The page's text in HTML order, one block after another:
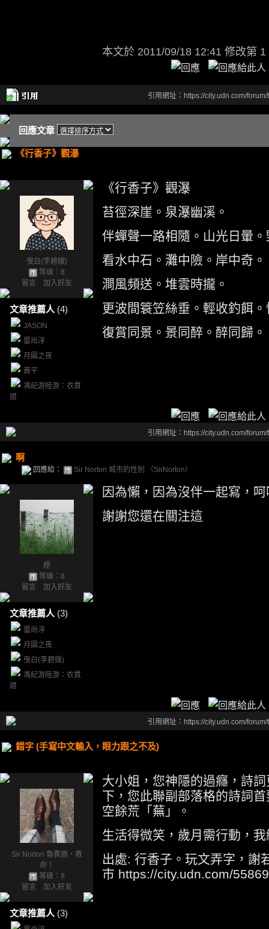
本文於 2011/09/18 12:41 修改第 1
引用網址：https://city.udn.com/
回應文章
《行香子》觀瀑
曳白(李碧娥)
等級：8
留言
加入好友
文章推薦人 (4)
JASON
雷尚淳
月圓之夜
黃平
馮紀游陸游：衣貫
道
《行香子》觀瀑
苔徑深崖。泉瀑幽溪。
伴蟬聲一路相隨。山光日暈
看水中石。灘中險。岸中奇。
澗風頻送。堆雲時攏。
更波間簑笠絲垂。輕收釣餌
復賞同景。景同醉。醉同歸。
引用網址：https://city.udn.com/
啊
回應給： Sir Norton 城市的性別 （SirNorton）
煙
等級：8
留言
加入好友
文章推薦人 (3)
雷尚淳
月圓之夜
曳白(李碧娥)
馮紀游陸游：衣貫
道
因為懶，因為沒伴一起寫，呵
謝謝您還在關注這
引用網址：https://city.udn.com/
錯字 (手寫中文輸入，眼力跟之不及)
Sir Norton 魯賓遜，救
命！
等級：8
留言
加入好友
文章推薦人 (3)
大小姐，您神隱的過癮，詩
下，您此聯副部落格的詩詞
空餘荒「蕪」。
生活得微笑，歲月需行動，
出處: 行香子。玩文弄字，謝
市 https://city.udn.com/